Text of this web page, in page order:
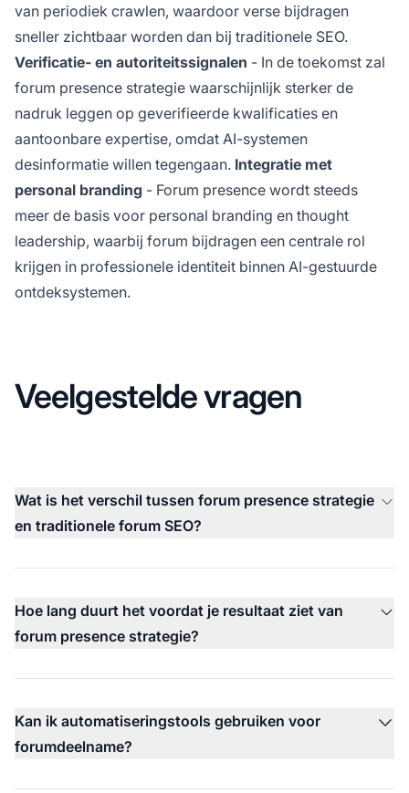
van periodiek crawlen, waardoor verse bijdragen
sneller zichtbaar worden dan bij traditionele SEO.
Verificatie- en autoriteitssignalen - In de toekomst zal
forum presence strategie waarschijnlijk sterker de
nadruk leggen op geverifieerde kwalificaties en
aantoonbare expertise, omdat AI-systemen
desinformatie willen tegengaan. Integratie met
personal branding - Forum presence wordt steeds
meer de basis voor personal branding en thought
leadership, waarbij forum bijdragen een centrale rol
krijgen in professionele identiteit binnen AI-gestuurde
ontdeksystemen.
Veelgestelde vragen
Wat is het verschil tussen forum presence strategie
en traditionele forum SEO?
Hoe lang duurt het voordat je resultaat ziet van
forum presence strategie?
Kan ik automatiseringstools gebruiken voor
forumdeelname?